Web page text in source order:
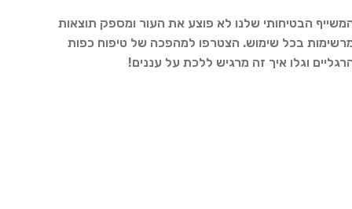
הבטיחותי שלנו לא פוצע את העור ומספק תוצאות
בכל שימוש. הצטרפו למהפכה של טיפוח כפות
וגלו איך זה מרגיש ללכת על עננים!